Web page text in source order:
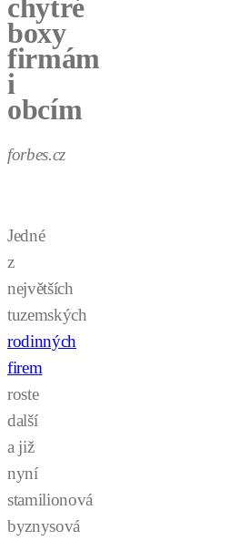
chytré
boxy
firmám
i
obcím
forbes.cz
Jedné
z
největších
tuzemských
rodinných
firem
roste
další
a již
nyní
stamilionová
byznysová